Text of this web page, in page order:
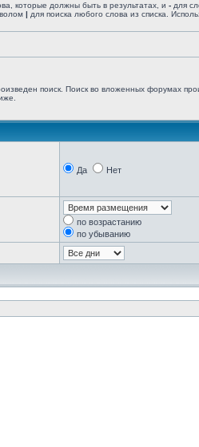
которые должны быть в результатах, и - для
| для поиска любого слова из списка.
поиск. Поиск во вложенных форумах
Да Нет
по возрастанию
по убыванию